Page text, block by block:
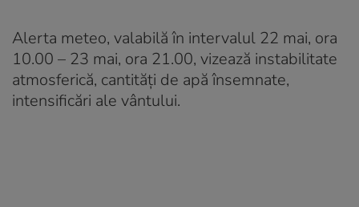
Alerta meteo, valabilă în intervalul 22 mai, ora
10.00 – 23 mai, ora 21.00, vizează instabilitate
atmosferică, cantități de apă însemnate,
intensificări ale vântului.